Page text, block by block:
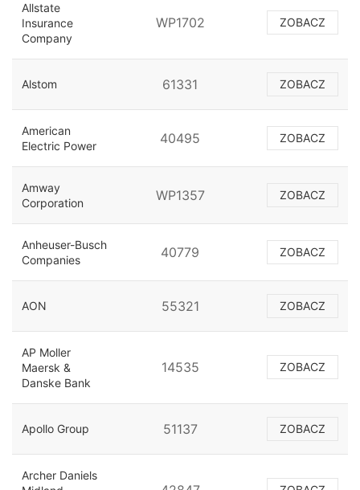
Allstate
Insurance
Company
WP1702 ZOBACZ
Alstom 61331 ZOBACZ
American
Electric Power
40495 ZOBACZ
Amway
Corporation
WP1357 ZOBACZ
Anheuser-Busch
Companies
40779 ZOBACZ
AON 55321 ZOBACZ
AP Moller
Maersk &
Danske Bank
14535 ZOBACZ
Apollo Group 51137 ZOBACZ
Archer Daniels